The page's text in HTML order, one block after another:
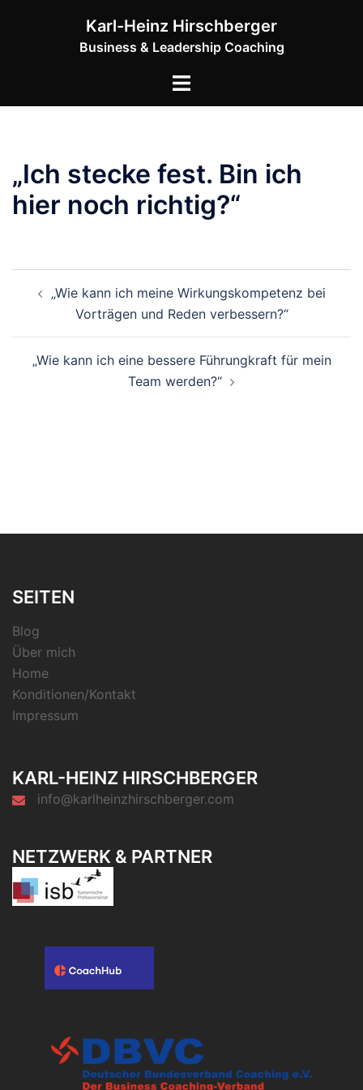
Karl-Heinz Hirschberger
Business & Leadership Coaching
Menü
„Ich stecke fest. Bin ich
hier noch richtig?“
„Wie kann ich meine Wirkungskompetenz bei
Vorträgen und Reden verbessern?“
„Wie kann ich eine bessere Führungkraft für mein
Team werden?“
SEITEN
Blog
Über mich
Home
Konditionen/Kontakt
Impressum
KARL-HEINZ HIRSCHBERGER
info@karlheinzhirschberger.com
NETZWERK & PARTNER